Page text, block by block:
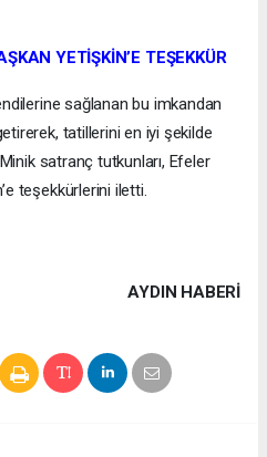
YETİŞKİN’E TEŞEKKÜR
sağlanan bu imkandan
tatillerini en iyi şekilde
satranç tutkunları, Efeler
teşekkürlerini iletti.
AYDIN HABERİ